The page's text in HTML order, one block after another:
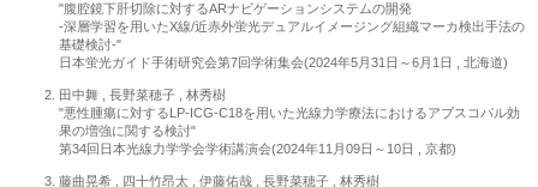
"腹腔鏡下肝切除に対するARナビゲーションシステムの開発
-深層学習を用いたX線/近赤外蛍光デュアルイメージング組織マーカ検出手法の
基礎検討-"
日本蛍光ガイド手術研究会第7回学術集会(2024年5月31日～6月1日 , 北海道)
田中舞 , 長野菜穂子 , 林秀樹
"悪性腫瘍に対するLP-ICG-C18を用いた光線力学療法におけるアブスコパル効
果の増強に関する検討"
第34回日本光線力学学会学術講演会(2024年11月09日～10日 , 京都)
藤曲晃希 , 四十竹昂太 , 伊藤佑哉 , 長野菜穂子 , 林秀樹